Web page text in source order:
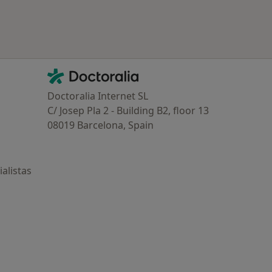
Contacto
Doctoralia - Página de inicio
Doctoralia Internet SL
C/ Josep Pla 2 - Building B2, floor 13
08019 Barcelona, Spain